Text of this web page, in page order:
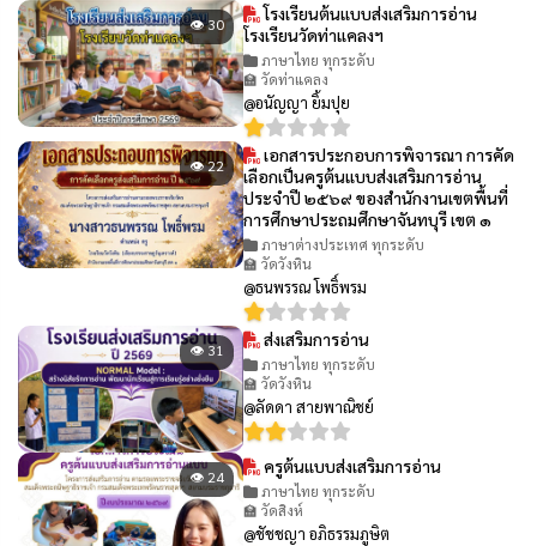
👁 30
โรงเรียนต้นแบบส่งเสริมการอ่าน
โรงเรียนวัดท่าแคลงฯ
ภาษาไทย ทุกระดับ
🏫 วัดท่าแคลง
@อนัญญา ยิ้มปุย
👁 22
เอกสารประกอบการพิจารณา การคัด
เลือกเป็นครูต้นแบบส่งเสริมการอ่าน
ประจำปี ๒๕๖๙ ของสำนักงานเขตพื้นที่
การศึกษาประถมศึกษาจันทบุรี เขต ๑
ภาษาต่างประเทศ ทุกระดับ
🏫 วัดวังหิน
@ธนพรรณ โพธิ์พรม
👁 31 ส่งเสริมการอ่าน
ภาษาไทย ทุกระดับ
🏫 วัดวังหิน
@ลัดดา สายพาณิชย์
👁 24 ครูต้นแบบส่งเสริมการอ่าน
ภาษาไทย ทุกระดับ
🏫 วัดสิงห์
@ชัชชญา อภิธรรมภูษิต